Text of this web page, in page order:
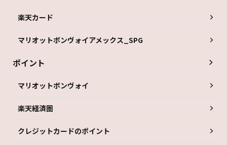
楽天カード
マリオットボンヴォイアメックス_SPG
ポイント
マリオットボンヴォイ
楽天経済圏
クレジットカードのポイント